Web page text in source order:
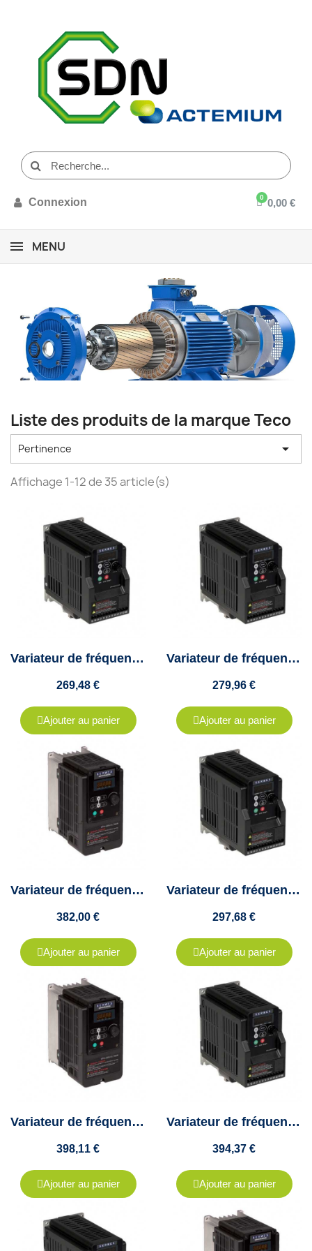
Connexion 0,00 €
MENU
Liste des produits de la marque Teco
Pertinence 
Affichage 1-12 de 35 article(s)
Variateur de fréquence Teco - 0.2Kw - mono/tri - 1.8A - L510-2P2-SH1F-PA
269,48 €
Ajouter au panier
Variateur de fréquence Teco - 0.4Kw - mono/tri - 2.6A - L510-2P5-SH1F-PA
279,96 €
Ajouter au panier
Variateur de fréquence Teco - 0.4Kw - mono/tri - 3.1A - E510-2P5-H1F
382,00 €
Ajouter au panier
Variateur de fréquence Teco - 0.75Kw - mono/tri - 4.3A - L510-201-SH1F-PA
297,68 €
Ajouter au panier
Variateur de fréquence Teco - 0.75Kw - mono/tri - 4.5A - E510-201-H1F
398,11 €
Ajouter au panier
Variateur de fréquence Teco - 0.75Kw - Tri - 2.3A - L510-401-SH3F-PA
394,37 €
Ajouter au panier